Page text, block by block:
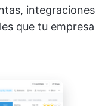
integraciones
que tu empresa